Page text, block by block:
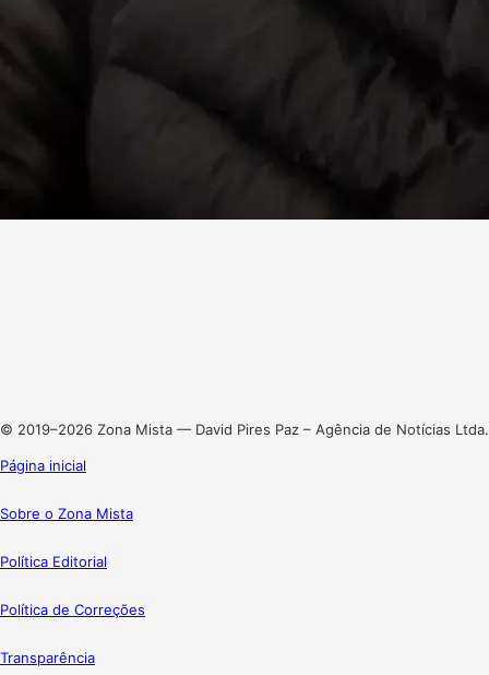
© 2019–2026 Zona Mista — David Pires Paz – Agência de Notícias Ltda.
Página inicial
Sobre o Zona Mista
Política Editorial
Política de Correções
Transparência